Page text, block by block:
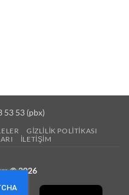
53 53 (pbx)
GIZLILIK POLITIKASI
İLETIŞIM
© 2026